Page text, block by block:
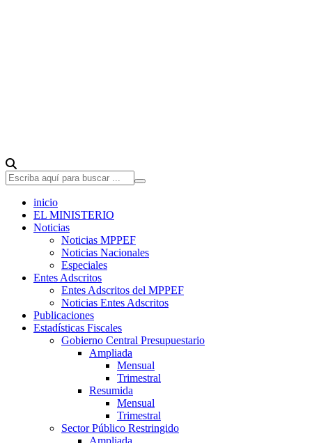
inicio
EL MINISTERIO
Noticias
Noticias MPPEF
Noticias Nacionales
Especiales
Entes Adscritos
Entes Adscritos del MPPEF
Noticias Entes Adscritos
Publicaciones
Estadísticas Fiscales
Gobierno Central Presupuestario
Ampliada
Mensual
Trimestral
Resumida
Mensual
Trimestral
Sector Público Restringido
Ampliada